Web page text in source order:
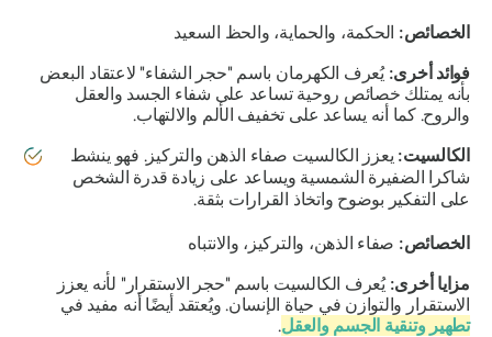
الخصائص: الحكمة، والحماية، والحظ السعيد
فوائد أخرى:يُعرف الكهرمان باسم "حجر الشفاء" لاعتقاد البعض
بأنه يمتلك خصائص روحية تساعد على شفاء الجسد والعقل
والروح. كما أنه يساعد على تخفيف الألم والالتهاب.
الكالسيت:يعزز الكالسيت صفاء الذهن والتركيز. فهو ينشط
شاكرا الضفيرة الشمسية ويساعد على زيادة قدرة الشخص
على التفكير بوضوح واتخاذ القرارات بثقة.
الخصائص: صفاء الذهن، والتركيز، والانتباه
مزايا أخرى:يُعرف الكالسيت باسم "حجر الاستقرار" لأنه يعزز
الاستقرار والتوازن في حياة الإنسان. ويُعتقد أيضًا أنه مفيد في
تطهير وتنقية الجسم والعقل.